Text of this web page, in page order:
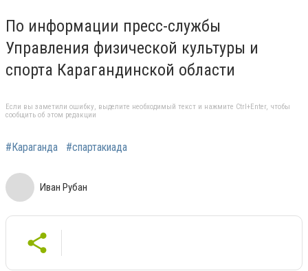
По информации пресс-службы
Управления физической культуры и
спорта Карагандинской области
Если вы заметили ошибку, выделите необходимый текст и нажмите Ctrl+Enter, чтобы
сообщить об этом редакции
#Караганда #спартакиада
Иван Рубан